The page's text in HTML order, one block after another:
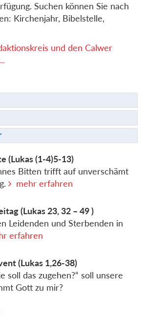
Suchen können Sie nach
Kirchenjahr, Bibelstelle,
und den Calwer
(Lukas (1-4)5-13)
Bitten trifft auf unverschämt
mehr erfahren
(Lukas 23, 32 – 49 )
Leidenden und Sterbenden in
erfahren
(Lukas 1,26-38)
soll das zugehen?“ soll unsere
Gott zu mir?